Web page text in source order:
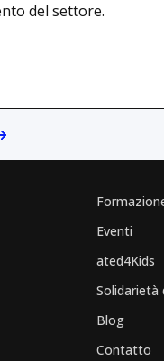
del settore.
Eventi
ated4Kids
Solidarietà
Blog
Contatto